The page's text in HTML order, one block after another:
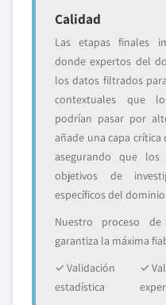
Calidad
Las etapas finales
donde expertos del
los datos filtrados
contextuales que
podrían pasar por
añade una capa
asegurando que
objetivos de
específicos del
Nuestro proceso
garantiza la máxima
✓ Validación
estadística
✓